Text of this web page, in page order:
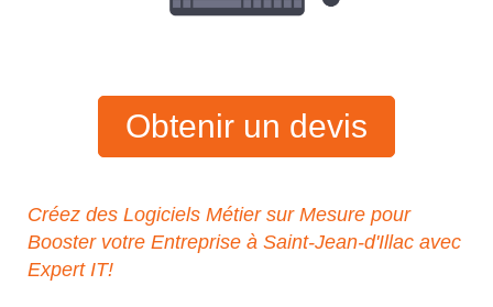
Obtenir un devis
Créez des Logiciels Métier sur Mesure pour
Booster votre Entreprise à Saint-Jean-d'Illac avec
Expert IT!